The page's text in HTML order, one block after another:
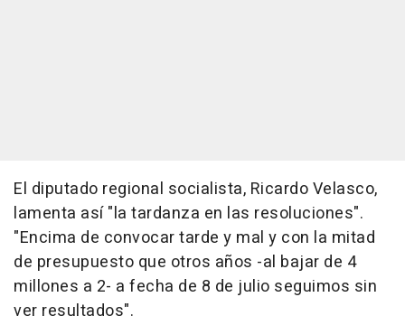
El diputado regional socialista, Ricardo Velasco,
lamenta así "la tardanza en las resoluciones".
"Encima de convocar tarde y mal y con la mitad
de presupuesto que otros años -al bajar de 4
millones a 2- a fecha de 8 de julio seguimos sin
ver resultados".